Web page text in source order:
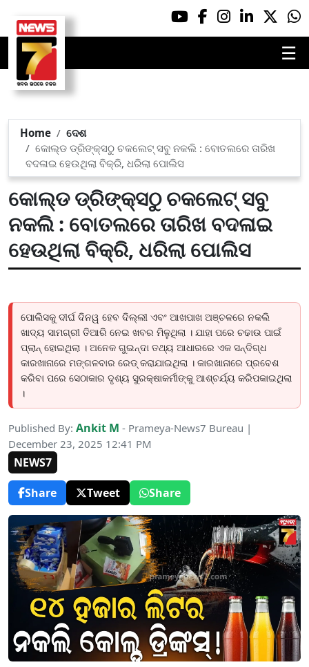
☰
Home
ଦେଶ
କୋଲ୍ଡ ଡ୍ରିଙ୍କ୍ସଠୁ ଚକଲେଟ୍ ସବୁ ନକଲି : ବୋତଲରେ ତାରିଖ
ବଦଳାଇ ହେଉଥିଲା ବିକ୍ରି, ଧରିଲା ପୋଲିସ
କୋଲ୍ଡ ଡ୍ରିଙ୍କ୍ସଠୁ ଚକଲେଟ୍ ସବୁ
ନକଲି : ବୋତଲରେ ତାରିଖ ବଦଳାଇ
ହେଉଥିଲା ବିକ୍ରି, ଧରିଲା ପୋଲିସ
ପୋଲିସକୁ ଦୀର୍ଘ ଦିନୱ ହେବ ଦିଲ୍ଲୀ ଏବଂ ଆଖପାଖ ଅଞ୍ଚଳରେ ନକଲି
ଖାଦ୍ୟ ସାମଗ୍ରୀ ତିଆରି ନେଇ ଖବର ମିଳୁଥିଲା । ଯାହା ପରେ ଚଢାଉ ପାଇଁ
ପ୍ଲାନ୍ ହୋଇଥିଲା । ଅନେକ ଗୁଇନ୍ଦା ତଥ୍ୟ ଆଧାରରେ ଏକ ସନ୍ଦିଗ୍ଧ
କାରଖାନାରେ ମଙ୍ଗଳବାର ରେଡ୍ କରାଯାଇଥିଲା । କାରଖାନାରେ ପ୍ରବେଶ
କରିବା ପରେ ସେଠାକାର ଦୃଶ୍ୟ ସୁରକ୍ଷାକର୍ମୀଙ୍କୁ ଆଶ୍ଚର୍ଯ୍ୟ କରିପକାଇଥିଲା
।
Published By: Ankit M - Prameya-News7 Bureau |
December 23, 2025 12:41 PM
NEWS7
Share
Tweet Share